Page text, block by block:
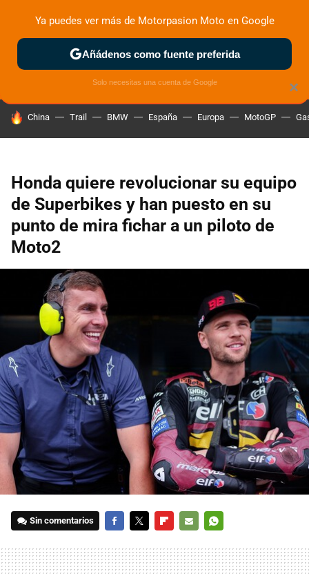
ZONA DE PRUEBAS DEPORTIVAS MOTOS ELÉCTRICAS
HOY SE HABLA DE
China Trail BMW España Europa MotoGP
Honda quiere revolucionar su equipo
de Superbikes y han puesto en su
punto de mira fichar a un piloto de
Moto2
Sin comentarios
MAIL
×
Ya puedes ver más de Motorpasion Moto en Google
Añádenos como fuente preferida
Solo necesitas una cuenta de Google